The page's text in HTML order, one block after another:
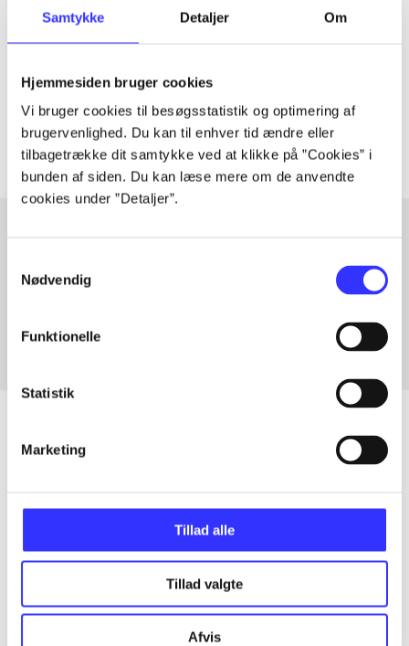
Samtykke Detaljer Om
Hjemmesiden bruger cookies
Vi bruger cookies til besøgsstatistik og optimering af
brugervenlighed. Du kan til enhver tid ændre eller
tilbagetrække dit samtykke ved at klikke på ”Cookies” i
bunden af siden. Du kan læse mere om de anvendte
cookies under ”Detaljer”.
Nødvendig
Funktionelle
Statistik
Marketing
Tillad alle
Tillad valgte
Afvis
Tidsskrift
Artiklerne i handler ofte om
Artikler med samme emner
Alle registrerede artikler fordelt på udgivelser
...
...